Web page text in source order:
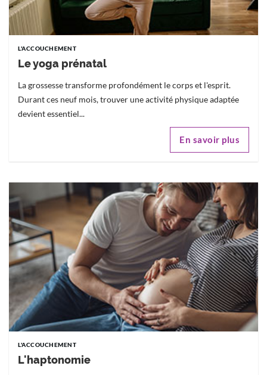
L'ACCOUCHEMENT
Le yoga prénatal
La grossesse transforme profondément le corps et l'esprit.
Durant ces neuf mois, trouver une activité physique adaptée
devient essentiel...
En savoir plus
L'ACCOUCHEMENT
L'haptonomie